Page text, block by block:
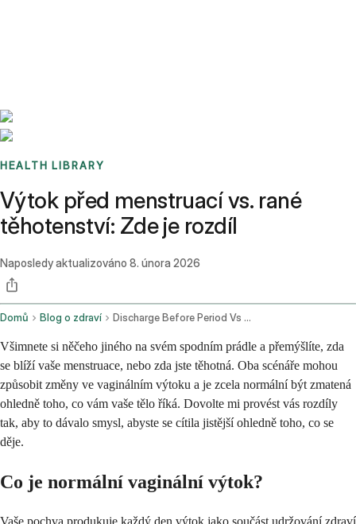
HEALTH LIBRARY
Výtok před menstruací vs. rané
těhotenství: Zde je rozdíl
Naposledy aktualizováno 8. února 2026
Domů Blog o zdraví Discharge Before Period Vs Early Pregnancy
Všimnete si něčeho jiného na svém spodním prádle a přemýšlíte, zda
se blíží vaše menstruace, nebo zda jste těhotná. Oba scénáře mohou
způsobit změny ve vaginálním výtoku a je zcela normální být zmatená
ohledně toho, co vám vaše tělo říká. Dovolte mi provést vás rozdíly
tak, aby to dávalo smysl, abyste se cítila jistější ohledně toho, co se
děje.
Co je normální vaginální výtok?
Vaše pochva produkuje každý den výtok jako součást udržování zdraví